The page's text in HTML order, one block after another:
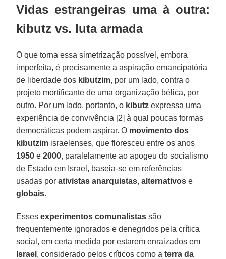
Vidas estrangeiras uma à outra:
kibutz vs. luta armada
O que torna essa simetrização possível, embora
imperfeita, é precisamente a aspiração emancipatória
de liberdade dos kibutzim, por um lado, contra o
projeto mortificante de uma organização bélica, por
outro. Por um lado, portanto, o kibutz expressa uma
experiência de convivência [2] à qual poucas formas
democráticas podem aspirar. O movimento dos
kibutzim israelenses, que floresceu entre os anos
1950 e2000, paralelamente ao apogeu do socialismo
de Estado em Israel, baseia-se em referências
usadas porativistas anarquistas,alternativos e
globais.
Essesexperimentos comunalistas são
frequentemente ignorados e denegridos pela crítica
social, em certa medida por estarem enraizados em
Israel , considerado pelos críticos como a terra da